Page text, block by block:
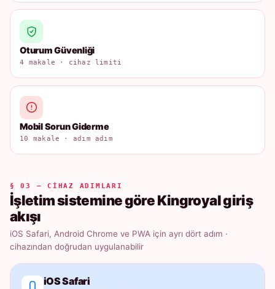
Oturum Güvenliği
4 makale · cihaz limiti
Mobil Sorun Giderme
10 makale · adım adım
§ 03 — CIHAZ ADIMLARI
İşletim sistemine göre Kingroyal giriş
akışı
iOS Safari, Android Chrome ve PWA için ayrı dört adım ·
cihazından doğrudan uygulanabilir
iOS Safari